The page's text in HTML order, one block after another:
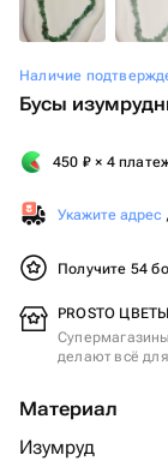
Наличие
Бусы
450 ₽ × 4
Укажите адрес
Получите 54
PROSTO
делают всё
Материал
Изумруд